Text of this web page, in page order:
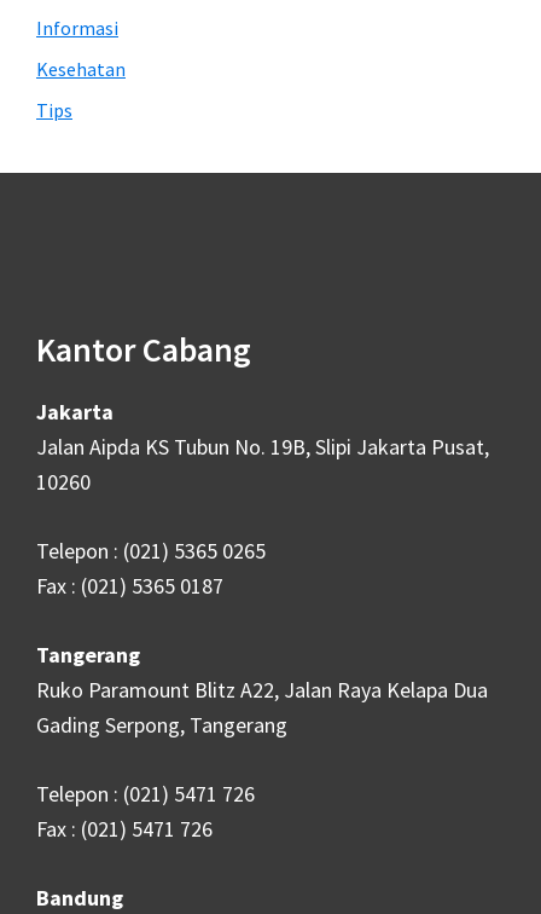
Informasi
Kesehatan
Tips
Kantor Cabang
Jakarta
Jalan Aipda KS Tubun No. 19B, Slipi Jakarta Pusat,
10260
Telepon : (021) 5365 0265
Fax : (021) 5365 0187
Tangerang
Ruko Paramount Blitz A22, Jalan Raya Kelapa Dua
Gading Serpong, Tangerang
Telepon : (021) 5471 726
Fax : (021) 5471 726
Bandung